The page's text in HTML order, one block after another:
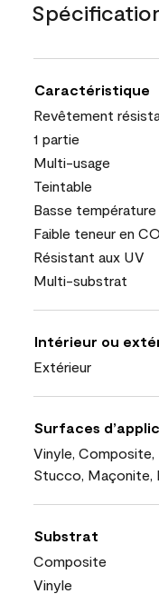
Caractéristique
Revêtement
1 partie
Multi-usage
Teintable
Basse température
Faible teneur en
Résistant aux UV
Multi-substrat
Intérieur ou
Extérieur
Surfaces
Vinyle, Composite,
Stucco, Maçonite,
Substrat
Composite
Vinyle